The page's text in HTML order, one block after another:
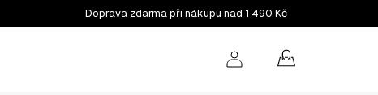
Doprava zdarma při nákupu nad 1 490 Kč
NÁKUPNÍ
KOŠÍK